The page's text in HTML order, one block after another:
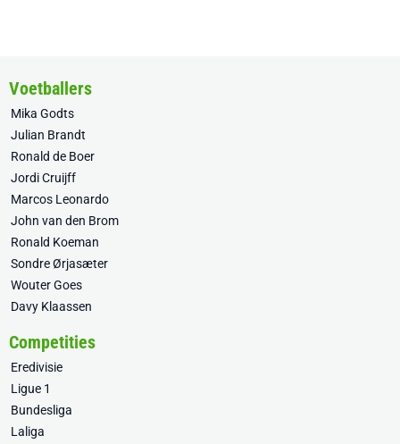
Voetballers
Mika Godts
Julian Brandt
Ronald de Boer
Jordi Cruijff
Marcos Leonardo
John van den Brom
Ronald Koeman
Sondre Ørjasæter
Wouter Goes
Davy Klaassen
Competities
Eredivisie
Ligue 1
Bundesliga
Laliga